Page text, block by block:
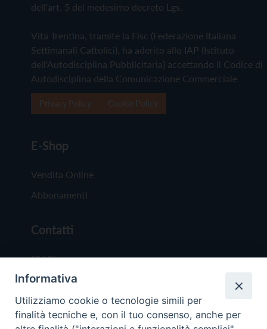
dell'art. 5 del medesimo decreto Lgs.
Vita Trentina, tramite la Fisc (Federazione Italiana
Settimanali Cattolici), ha aderito allo IAP (Istituto
dell'Autodisciplina Pubblicitaria) accettando il Codice di
Autodisciplina della Comunicazione Commerciale
E-Shop
Vendita Online
Abbonamenti
Contatti
Chi Siamo
Redazione
Scrivici
Informativa
Utilizziamo cookie o tecnologie simili per
finalità tecniche e, con il tuo consenso, anche per